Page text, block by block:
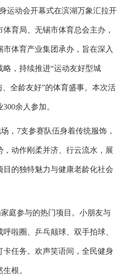
运动会开幕式在滨湖万象汇拉开
育局、无锡市体育总会主办，
体育产业集团承办，旨在深入
略，持续推进“运动友好型城
、全龄友好”的体育盛事。本次活
300余人参加。
，7支参赛队伍身着传统服饰，
动作刚柔并济、行云流水，展
的独特魅力与健康老龄化社会
庭参与的热门项目。小朋友与
啦圈、乒乓颠球、双手拍球、
卡任务。欢声笑语间，全民健身
根。